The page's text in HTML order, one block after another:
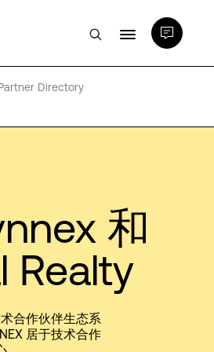
Directory
和
Realty
合作伙伴生态系
居于技术合作